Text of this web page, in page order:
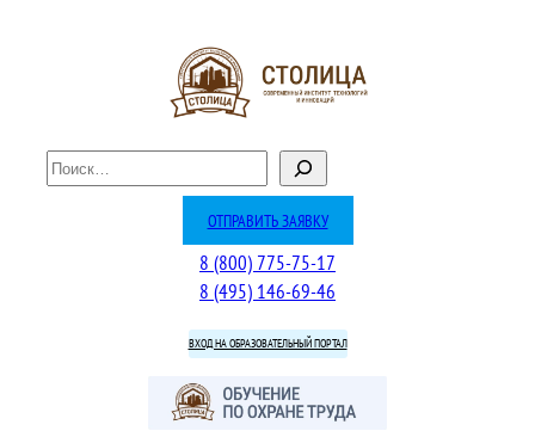
П
о
ОТПРАВИТЬ ЗАЯВКУ
8 (800) 775-75-17
8 (495) 146-69-46
ВХОД НА ОБРАЗОВАТЕЛЬНЫЙ ПОРТАЛ